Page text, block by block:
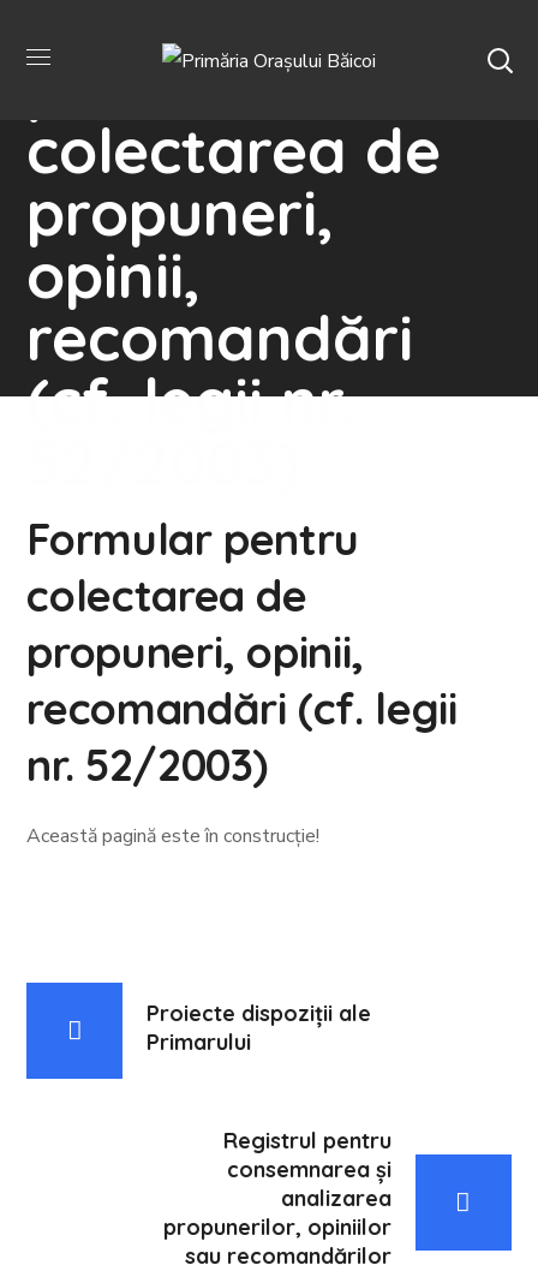
Formular
pentru
colectarea de
propuneri,
opinii,
recomandări
(cf. legii nr.
Formular pentru
colectarea de
propuneri, opinii,
recomandări (cf. legii
nr. 52/2003)
Această pagină este în construcție!
Proiecte dispoziții ale
Primarului
Registrul pentru
consemnarea și
analizarea
propunerilor, opiniilor
sau recomandărilor